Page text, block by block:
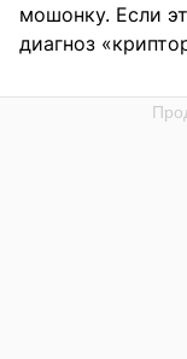
мошонку. Если
диагноз